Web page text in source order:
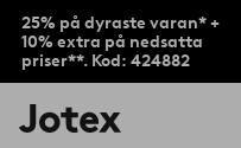
25% på dyraste varan* +
10% extra på nedsatta
priser**. Kod: 424882
Jotex
logotyp